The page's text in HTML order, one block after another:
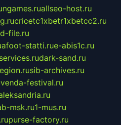
allseo-host.ru
cricetc1xbetr1xbetcc2.ru
file.ru
statti.rue-abis1c.ru
dark-sand.ru
sib-archives.ru
venda-festival.ru
msk.ru1-mus.ru
purse-factory.ru